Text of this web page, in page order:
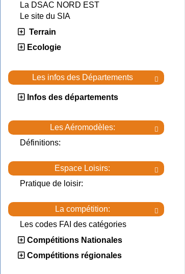
La DSAC NORD EST
Le site du SIA
Terrain
Ecologie

Les infos des Départements
Infos des départements

Les Aéromodèles:
Définitions:

Espace Loisirs:
Pratique de loisir:

La compétition:
Les codes FAI des catégories
Compétitions Nationales
Compétitions régionales